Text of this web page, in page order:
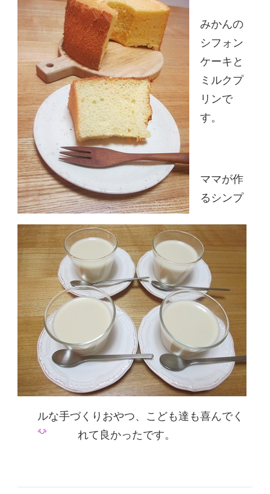
みかんの
シフォン
ケーキと
ミルクプ
リンで
す。
ママが作
るシンプ
ルな手づくりおやつ、こども達も喜んでく
れて良かったです。